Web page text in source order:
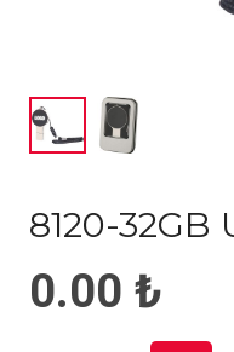
8120-32GB
0.00 ₺